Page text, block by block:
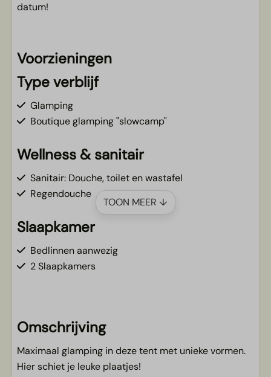
datum!
Voorzieningen
Type verblijf
Glamping
Boutique glamping "slowcamp"
Wellness & sanitair
Sanitair: Douche, toilet en wastafel
Regendouche
Slaapkamer
Bedlinnen aanwezig
2 Slaapkamers
Keukenlinnen bij te boeken
Vaatwasser
Filter koffiezetapparaat (No 4.)
Kookgelegenheid
TOON MEER ↓
Omschrijving
Maximaal glamping in deze tent met unieke vormen.
Hier schiet je leuke plaatjes!